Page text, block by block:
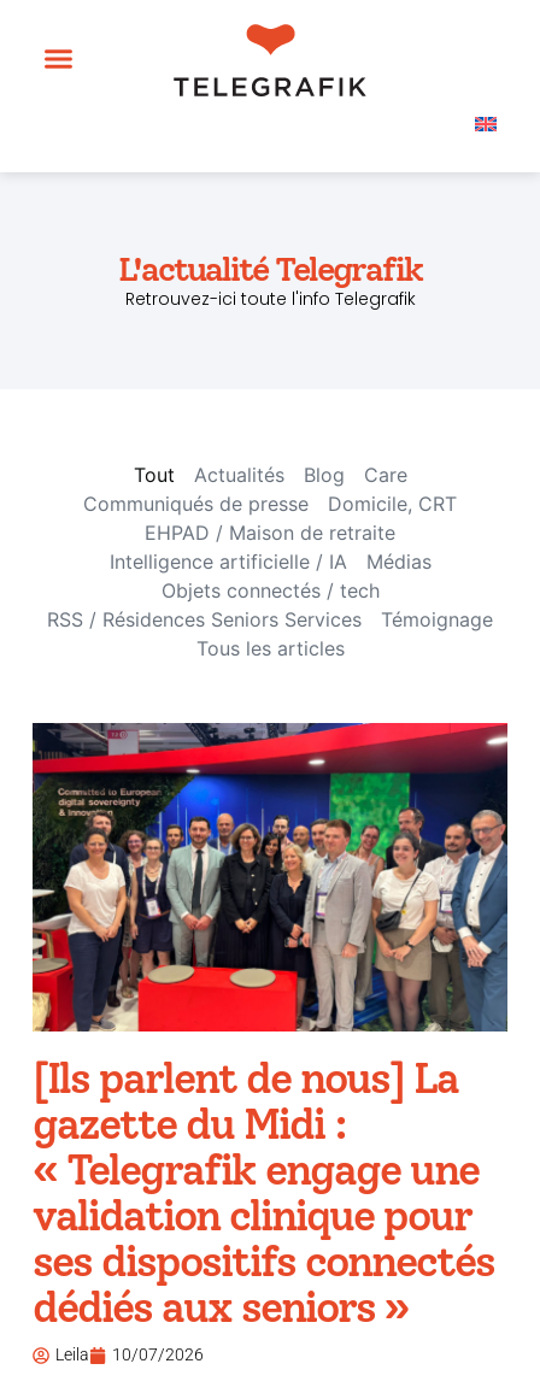
L'actualité Telegrafik
Retrouvez-ici toute l'info Telegrafik
Actualités Blog
Care
Communiqués de presse
Domicile, CRT
EHPAD / Maison de retraite
Intelligence artificielle / IA
Médias
Objets connectés / tech
RSS / Résidences Seniors Services
Témoignage
Tous les articles
Tout
[Ils parlent de nous] La
gazette du Midi :
« Telegrafik engage une
validation clinique pour
ses dispositifs connectés
dédiés aux seniors »
Leila 10/07/2026